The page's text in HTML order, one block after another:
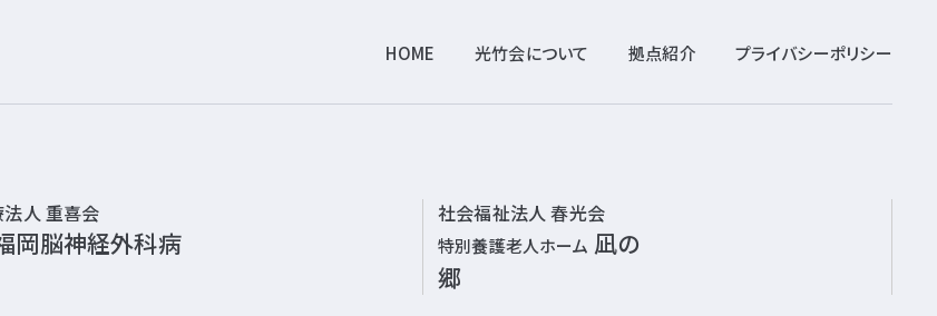
HOME 光竹会について 拠点紹介 プライバシーポリシー
法人 重喜会
岡脳神経外科病
社会福祉法人 春光会
特別養護老人ホーム 凪の
郷